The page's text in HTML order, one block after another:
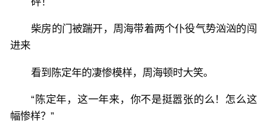
柴房的门被踹开，周海带着两个仆役气势汹汹的闯
进来
看到陈定年的凄惨模样，周海顿时大笑。
“陈定年，这一年来，你不是挺嚣张的么！怎么这
幅惨样？”